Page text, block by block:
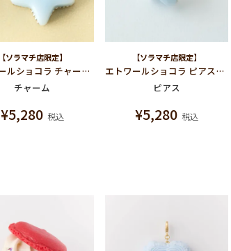
【ソラマチ店限定】
エトワールショコラ チャーム（ライトブルー）
チャーム
¥5,280 税込
【ソラマチ店限定】
エトワールショコラ ピアス（ライトブルー）
ピアス
¥5,280 税込